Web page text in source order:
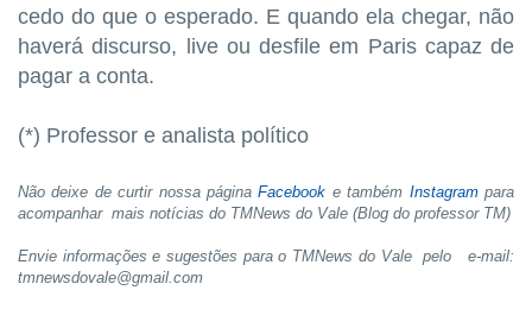
cedo do que o esperado. E quando ela chegar, não
haverá discurso, live ou desfile em Paris capaz de
pagar a conta.
(*) Professor e analista político
Não deixe de curtir nossa páginaFacebook e também Instagrampara
acompanhar mais notícias do TMNews do Vale (Blog do professor TM)
Envie informações e sugestões para o TMNews do Vale pelo
e-mail:
tmnewsdovale@gmail.com